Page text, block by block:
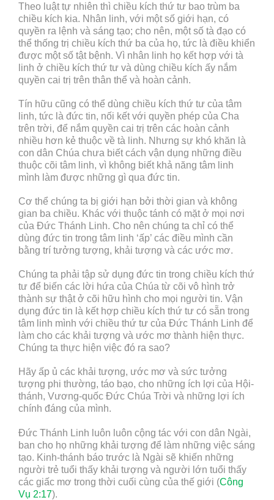
Theo luật tự nhiên thì chiều kích thứ tư bao trùm ba
chiều kích kia. Nhân linh, với một số giới hạn, có
quyền ra lệnh và sáng tạo; cho nên, một số tà đạo có
thể thống trị chiều kích thứ ba của họ, tức là điều khiển
được một số tật bệnh. Vì nhân linh họ kết hợp với tà
linh ở chiều kích thứ tư và dùng chiều kích ấy nắm
quyền cai trị trên thân thể và hoàn cảnh.
Tín hữu cũng có thể dùng chiều kích thứ tư của tâm
linh, tức là đức tin, nối kết với quyền phép của Cha
trên trời, để nắm quyền cai trị trên các hoàn cảnh
nhiều hơn kẻ thuộc về tà linh. Nhưng sự khó khăn là
con dân Chúa chưa biết cách vận dụng những điều
thuộc cõi tâm linh, vì không biết khả năng tâm linh
mình làm được những gì qua đức tin.
Cơ thể chúng ta bị giới hạn bởi thời gian và không
gian ba chiều. Khác với thuộc tánh có mặt ở mọi nơi
của Đức Thánh Linh. Cho nên chúng ta chỉ có thể
dùng đức tin trong tâm linh ‘ấp’ các điều mình cần
bằng trí tưởng tượng, khải tượng và các ước mơ.
Chúng ta phải tập sử dụng đức tin trong chiều kích thứ
tư để biến các lời hứa của Chúa từ cõi vô hình trở
thành sự thật ở cõi hữu hình cho mọi người tin. Vận
dụng đức tin là kết hợp chiều kích thứ tư có sẵn trong
tâm linh mình với chiều thứ tư của Đức Thánh Linh để
làm cho các khải tượng và ước mơ thành hiện thực.
Chúng ta thực hiện việc đó ra sao?
Hãy ấp ủ các khải tượng, ước mơ và sức tưởng
tượng phi thường, táo bạo, cho những ích lợi của Hội-
thánh, Vương-quốc Đức Chúa Trời và những lợi ích
chính đáng của mình.
Đức Thánh Linh luôn luôn cộng tác với con dân Ngài,
ban cho họ những khải tượng để làm những việc sáng
tạo. Kinh-thánh báo trước là Ngài sẽ khiến những
người trẻ tuổi thấy khải tượng và người lớn tuổi thấy
các giấc mơ trong thời cuối cùng của thế giới (Công
Vụ 2:17).